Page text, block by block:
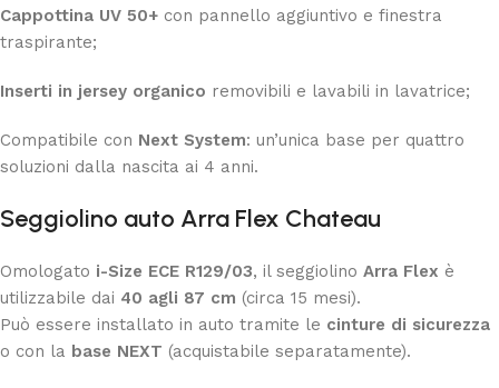
Cappottina UV 50+ con pannello aggiuntivo e finestra
traspirante;
Inserti in jersey organico removibili e lavabili in lavatrice;
Compatibile con Next System: un’unica base per quattro
soluzioni dalla nascita ai 4 anni.
Seggiolino auto Arra Flex Chateau
Omologato i-Size ECE R129/03, il seggiolino Arra Flex è
utilizzabile dai 40 agli 87 cm (circa 15 mesi).
Può essere installato in auto tramite le cinture di sicurezza
o con la base NEXT (acquistabile separatamente).